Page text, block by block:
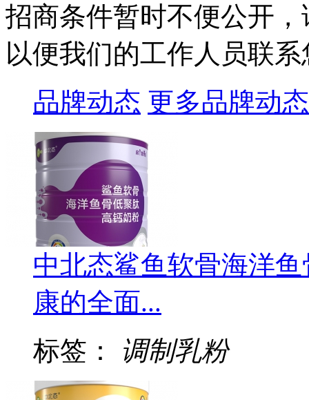
招商条件暂时不便公开
以便我们的工作人员联
品牌动态 更多品牌动态
中北态鲨鱼软骨海洋
康的全面...
标签： 调制乳粉